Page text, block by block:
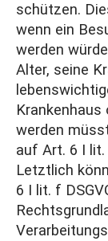
schützen.
wenn ein
werden
Alter, seine
werden
auf Art. 6 I lit.
Letztlich
6 I lit. f